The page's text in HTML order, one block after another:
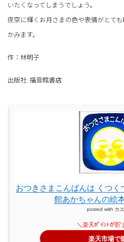
いたくなってしまうでしょう。
夜空に輝くお月さまの色や表情がとて
かみます。
作：林明子
出版社: 福音館書店
おつきさまこんばんは くつく
館あかちゃんの絵
posted with カ
楽天市場で